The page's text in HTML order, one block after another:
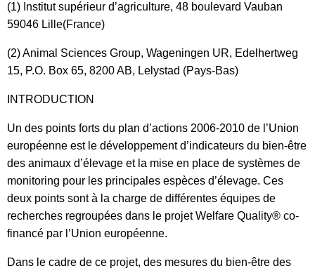
(1) Institut supérieur d’agriculture, 48 boulevard Vauban
59046 Lille(France)
(2) Animal Sciences Group, Wageningen UR, Edelhertweg
15, P.O. Box 65, 8200 AB, Lelystad (Pays-Bas)
INTRODUCTION
Un des points forts du plan d’actions 2006-2010 de l’Union
européenne est le développement d’indicateurs du bien-être
des animaux d’élevage et la mise en place de systèmes de
monitoring pour les principales espèces d’élevage. Ces
deux points sont à la charge de différentes équipes de
recherches regroupées dans le projet Welfare Quality® co-
financé par l’Union européenne.
Dans le cadre de ce projet, des mesures du bien-être des